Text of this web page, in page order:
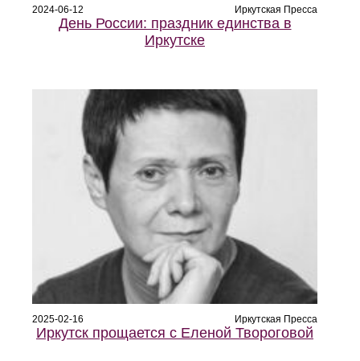
2024-06-12 Иркутская Пресса
День России: праздник единства в
Иркутске
2025-02-16 Иркутская Пресса
Иркутск прощается с Еленой Твороговой